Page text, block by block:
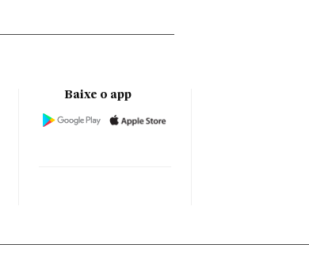
Baixe o app